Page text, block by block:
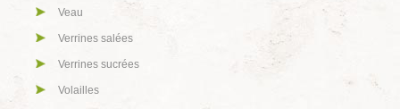
Veau
Verrines salées
Verrines sucrées
Volailles